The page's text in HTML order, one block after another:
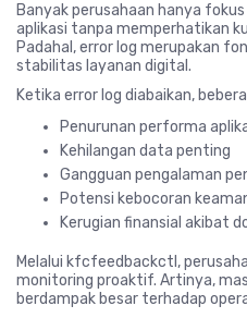
Banyak perusahaan hanya
aplikasi tanpa memperhatikan
Padahal, error log merupakan
stabilitas layanan digital.
Ketika error log diabaikan,
Penurunan performa
Kehilangan data penting
Gangguan pengalaman
Potensi kebocoran
Kerugian finansial akibat
Melalui kfcfeedbackctl,
monitoring proaktif. Artinya,
berdampak besar terhadap